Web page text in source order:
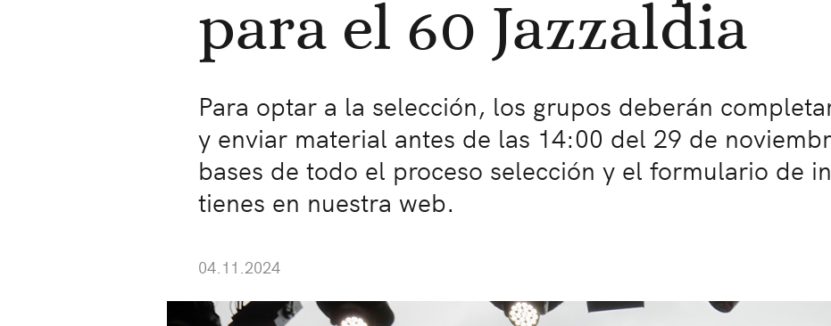
para el 60 Jazzaldia
Para optar a la selección, los grupos deberán
y enviar material antes de las 14:00 del 29 de
bases de todo el proceso selección y el formulario de
tienes en nuestra web.
04.11.2024